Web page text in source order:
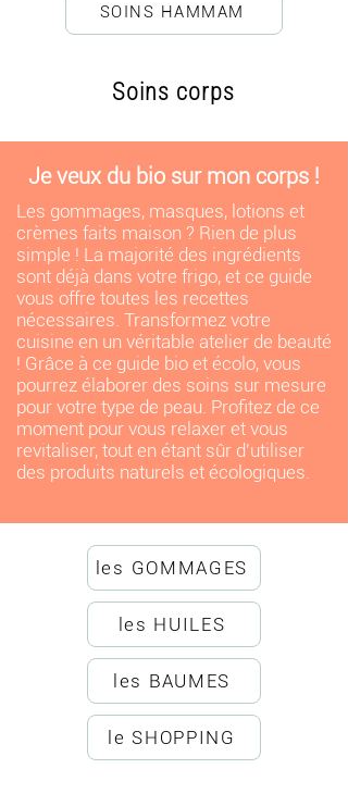
SOINS HAMMAM
Soins corps
Je veux du bio sur mon corps !
Les gommages, masques, lotions et
crèmes faits maison ? Rien de plus
simple ! La majorité des ingrédients
sont déjà dans votre frigo, et ce guide
vous offre toutes les recettes
nécessaires. Transformez votre
cuisine en un véritable atelier de beauté
! Grâce à ce guide bio et écolo, vous
pourrez élaborer des soins sur mesure
pour votre type de peau. Profitez de ce
moment pour vous relaxer et vous
revitaliser, tout en étant sûr d'utiliser
des produits naturels et écologiques.
les GOMMAGES
les HUILES
les BAUMES
le SHOPPING